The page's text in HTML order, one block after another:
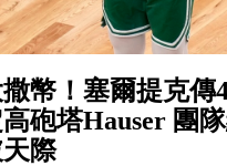
幣！塞爾提克傳
砲塔Hauser 團
際